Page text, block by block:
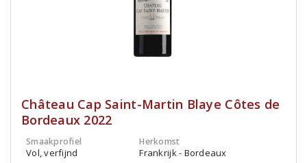
Château Cap Saint-Martin Blaye Côtes de
Bordeaux 2022
Smaakprofiel
Vol, verfijnd
Herkomst
Frankrijk - Bordeaux